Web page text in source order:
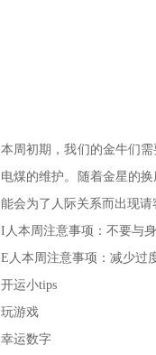
本周初期，我们的金牛们
电煤的维护。随着金星的
能会为了人际关系而出现
I人本周注意事项：不要与
E人本周注意事项：减少过
开运小tips
玩游戏
幸运数字